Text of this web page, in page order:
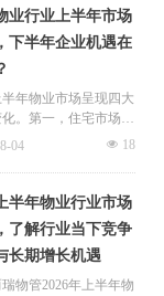
种拓展至9种，新增装
住房、支付自住住房物
民生场景，同时设置
支持其他合规住房消
顶层政策调整，不仅
缴存职工，也将深度
业行业上半年市场
下半年企业机遇在
半年物业市场呈现四大
。第一，住宅市场全
存量化周期，老旧小区
小区运营成本高、单
以盈利，连片整合、
管成为主流模式，政
建长效运营机制，依
值服务反哺基础物业
形成可持续经营闭环。
넶 18
04
半年物业行业市场
了解行业当下竞争
长期增长机遇
瑞物管2026年上半年物